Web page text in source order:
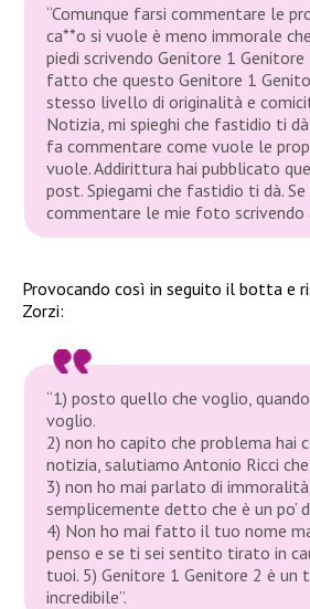
“Comunque farsi commentare le
ca**o si vuole è meno immorale
piedi scrivendo Genitore 1 Genitore
fatto che questo Genitore 1
stesso livello di originalità e
Notizia, mi spieghi che fastidio ti
fa commentare come vuole le
vuole. Addirittura hai pubblicato
post. Spiegami che fastidio ti dà.
commentare le mie foto scrivendo
Provocando così in seguito il botta e
Zorzi:
“1) posto quello che voglio,
voglio.
2) non ho capito che problema hai
notizia, salutiamo Antonio Ricci
3) non ho mai parlato di
semplicemente detto che è un po’
4) Non ho mai fatto il tuo nome
penso e se ti sei sentito tirato in
tuoi. 5) Genitore 1 Genitore 2 è un
incredibile”.